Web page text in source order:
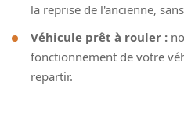
la reprise de l'ancienne,
Véhicule prêt à rouler :
fonctionnement de votre
repartir.